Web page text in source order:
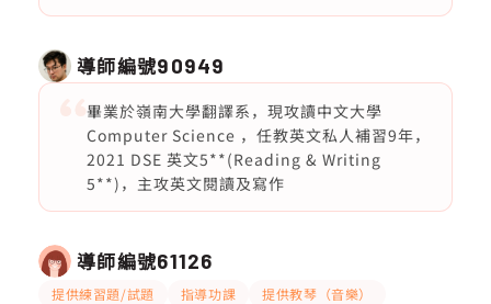
導師編號90949
畢業於嶺南大學翻譯系，現攻讀中文大學
Computer Science ，任教英文私人補習9年，
2021 DSE 英文5**(Reading & Writing
5**)，主攻英文閱讀及寫作
導師編號61126
提供練習題/試題 指導功課 提供教琴（音樂）